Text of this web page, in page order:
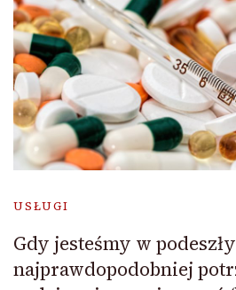
USŁUGI
Gdy jesteśmy w
najprawdopodobniej